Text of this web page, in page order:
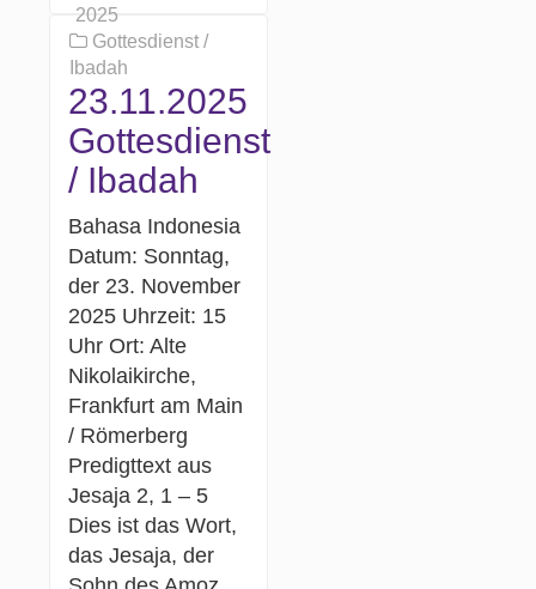
2025
Gottesdienst /
Ibadah
23.11.2025
Gottesdienst
/ Ibadah
Bahasa Indonesia
Datum: Sonntag,
der 23. November
2025 Uhrzeit: 15
Uhr Ort: Alte
Nikolaikirche,
Frankfurt am Main
/ Römerberg
Predigttext aus
Jesaja 2, 1 – 5
Dies ist das Wort,
das Jesaja, der